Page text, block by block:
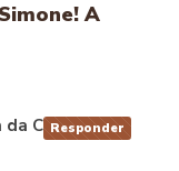
A
Cruz disse:
Responder